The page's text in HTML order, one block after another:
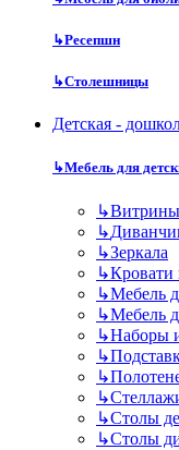
↳Ресепшн
↳Столешницы
Детская -
↳Мебель для
↳
↳
↳Зеркала
↳Кровати
↳Мебель
↳Мебель
↳Наборы
↳
↳
↳
↳Столы
↳Столы